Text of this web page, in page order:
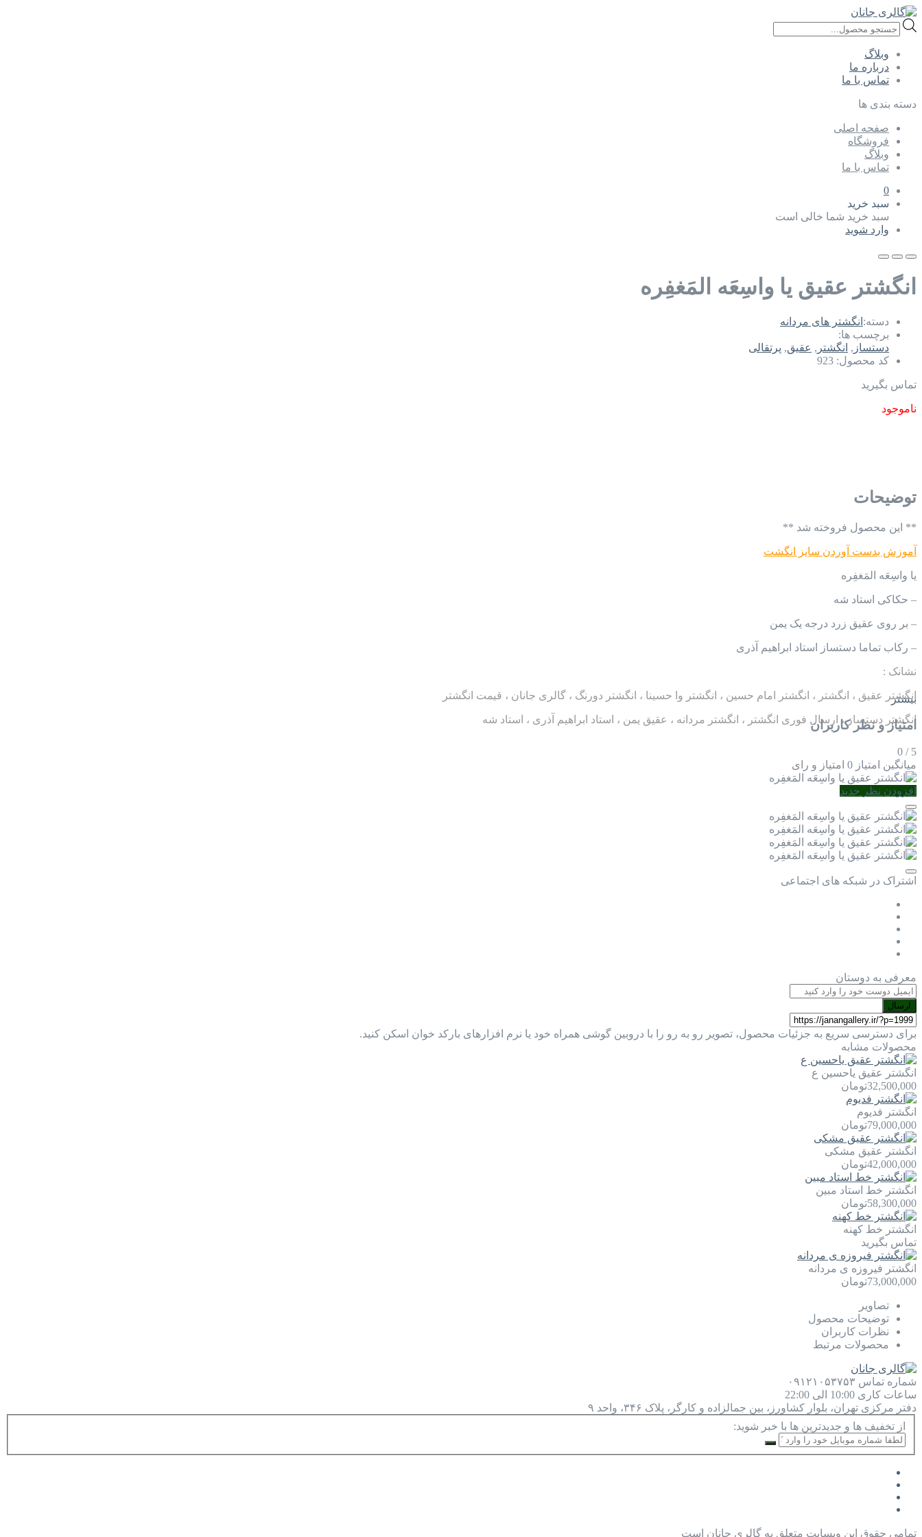
Products
search
وبلاگ
درباره ما
تماس با ما
دسته بندی ها
صفحه اصلی
فروشگاه
وبلاگ
تماس با ما
0
سبد خرید
سبد خرید شما خالی است
وارد شوید
انگشتر عقیق یا واسِعَه المَغفِره
دسته: انگشتر های مردانه
برچسب ها:
دستساز , انگشتر , عقیق, پرتقالی
کد محصول: 923
تماس بگیرید
ناموجود
توضیحات
** این محصول فروخته شد **
آموزش بدست آوردن سایز انگشت
یا واسِعَه المَغفِره
– حکاکی استاد شه
– بر روی عقیق زرد درجه یک یمن
– رکاب تماما دستساز استاد ابراهیم آذری
نشانک :
انگشتر عقیق ، انگشتر ، انگشتر امام حسین ، انگشتر وا حسینا ، انگشتر دورنگ ، گالری جانان ، قیمت انگشتر
انگشتر دستساز ، ارسال فوری انگشتر ، انگشتر مردانه ، عقیق یمن ، استاد ابراهیم آذری ، استاد شه
بیشتر
امتیاز و نظر کاربران
5
/
0
میانگین امتیاز 0 امتیاز و رای
افزودن نظر جدید
اشتراک در شبکه های اجتماعی
معرفی به دوستان
ارسال
برای دسترسی سریع به جزئیات محصول، تصویر رو به رو را با دروبین گوشی همراه خود یا نرم افزارهای بارکد خوان اسکن کنید.
محصولات مشابه
انگشتر عقیق یاحسین ع
32,500,000تومان
انگشتر فدیوم
79,000,000تومان
انگشتر عقیق مشکی
42,000,000تومان
انگشتر خط استاد مبین
58,300,000تومان
انگشتر خط کهنه
تماس بگیرید
انگشتر فیروزه ی مردانه
73,000,000تومان
تصاویر
توضیحات محصول
نظرات کاربران
محصولات مرتبط
شماره تماس ۰۹۱۲۱۰۵۳۷۵۳
ساعات کاری 10:00 الی 22:00
دفتر مرکزی تهران، بلوار کشاورز، بین جمالزاده و کارگر، پلاک ۳۴۶، واحد ۹
از تخفیف ها و جدیدترین ها با خبر شوید:
تمامی حقوق این وبسایت متعلق به گالری جانان است